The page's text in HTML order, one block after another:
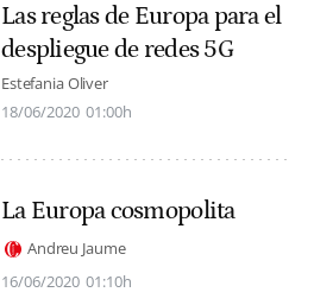
Las reglas de Europa para el
despliegue de redes 5G
Estefania Oliver
18/06/2020 01:00h
La Europa cosmopolita
Andreu Jaume
16/06/2020 01:10h